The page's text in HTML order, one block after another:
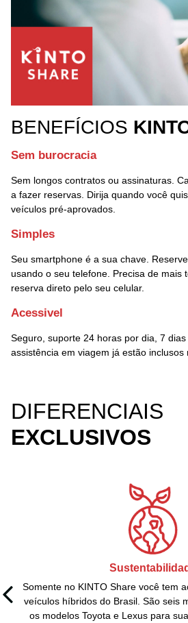
BENEFÍCIOS
Sem burocracia
Sem longos contratos ou assinaturas.
a fazer reservas. Dirija quando você
veículos pré-aprovados.
Simples
Seu smartphone é a sua chave.
usando o seu telefone. Precisa de mais
reserva direto pelo seu celular.
Acessivel
Seguro, suporte 24 horas por dia, 7
assistência em viagem já estão inclusos
DIFERENCIAIS
EXCLUSIVOS
Somente no KINTO Share você tem
veículos híbridos do Brasil. São seis
os modelos Toyota e Lexus para